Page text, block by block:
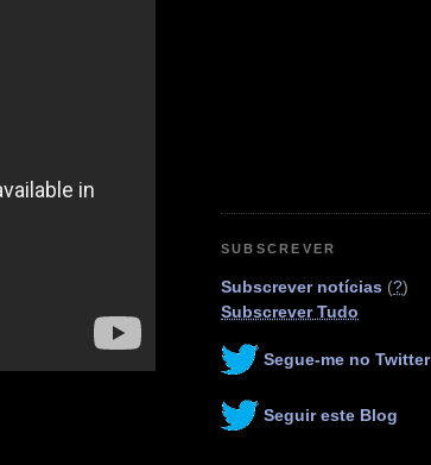
SUBSCREVER
Subscrever notícias (?)
Subscrever Tudo
Segue-me no Twitter
Seguir este Blog